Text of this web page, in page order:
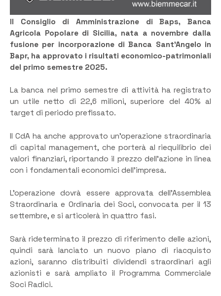
Il Consiglio di Amministrazione di Baps, Banca
Agricola Popolare di Sicilia, nata a novembre dalla
fusione per incorporazione di Banca Sant’Angelo in
Bapr, ha approvato i risultati economico-patrimoniali
del primo semestre 2025.
La banca nel primo semestre di attività ha registrato
un utile netto di 22,6 milioni, superiore del 40% al
target di periodo prefissato.
Il CdA ha anche approvato un’operazione straordinaria
di capital management, che porterà al riequilibrio dei
valori finanziari, riportando il prezzo dell’azione in linea
con i fondamentali economici dell’impresa.
L’operazione dovrà essere approvata dell’Assemblea
Straordinaria e Ordinaria dei Soci, convocata per il 13
settembre, e si articolerà in quattro fasi.
Sarà rideterminato il prezzo di riferimento delle azioni,
quindi sarà lanciato un nuovo piano di riacquisto
azioni, saranno distribuiti dividendi straordinari agli
azionisti e sarà ampliato il Programma Commerciale
Soci Radici.